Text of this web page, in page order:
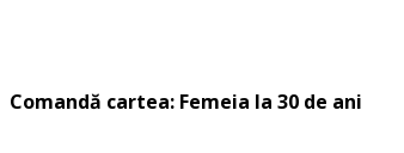
Comandă cartea: Femeia la 30 de ani